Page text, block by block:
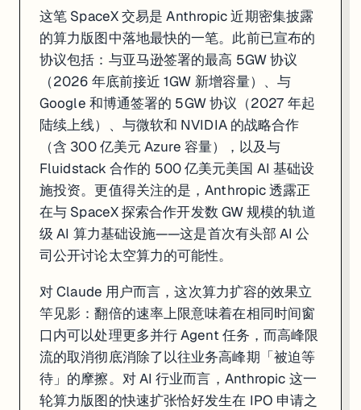
这笔 SpaceX 交易是 Anthropic 近期密集披露
的算力版图中落地最快的一笔。此前已宣布的
协议包括：与亚马逊签署的最高 5GW 协议
（2026 年底前接近 1GW 新增容量）、与
Google 和博通签署的 5GW 协议（2027 年起
陆续上线）、与微软和 NVIDIA 的战略合作
（含 300 亿美元 Azure 容量），以及与
Fluidstack 合作的 500 亿美元美国 AI 基础设
施投资。更值得关注的是，Anthropic 透露正
在与 SpaceX 探索合作开发数 GW 规模的轨道
级 AI 算力基础设施——这是首次有头部 AI 公
司公开讨论太空算力的可能性。
对 Claude 用户而言，这次算力扩容的效果立
竿见影：翻倍的速率上限意味着在相同时间窗
口内可以处理更多并行 Agent 任务，而高峰限
流的取消彻底消除了以往业务高峰期「被迫等
待」的摩擦。对 AI 行业而言，Anthropic 这一
轮算力版图的快速扩张恰好发生在 IPO 申请之